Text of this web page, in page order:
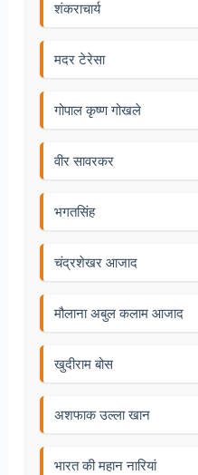
शंकराचार्य
मदर टेरेसा
गोपाल कृष्ण गोखले
वीर सावरकर
भगतसिंह
चंद्रशेखर आजाद
मौलाना अबुल कलाम आजाद
खुदीराम बोस
अशफाक उल्ला खान
भारत की महान नारियां